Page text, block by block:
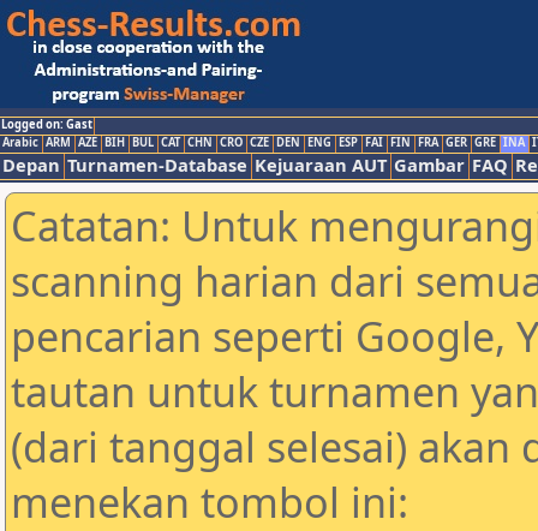
Logged on: Gast
Arabic ARM AZE BIH BUL CAT CHN CRO CZE DEN ENG ESP FAI FIN FRA GER GRE INA
Depan Turnamen-Database Kejuaraan AUT Gambar FAQ
Catatan: Untuk
scanning harian dari
pencarian seperti Google,
tautan untuk turnamen
(dari tanggal selesai) akan
menekan tombol ini: